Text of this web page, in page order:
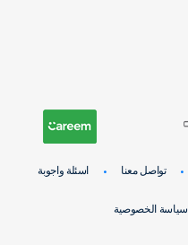
تواصل معنا اسئلة واجوبة
سياسة الخصوصية